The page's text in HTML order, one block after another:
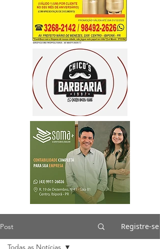
Post Registre-se
Todas as Notícias